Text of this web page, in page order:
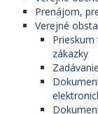
Prenájom,
Verejné
zákazky